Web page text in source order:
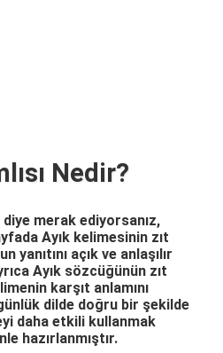
Nedir?
diye merak ediyorsanız,
Ayık kelimesinin zıt
yanıtını açık ve anlaşılır
Ayık sözcüğünün zıt
karşıt anlamını
dilde doğru bir şekilde
daha etkili kullanmak
hazırlanmıştır.